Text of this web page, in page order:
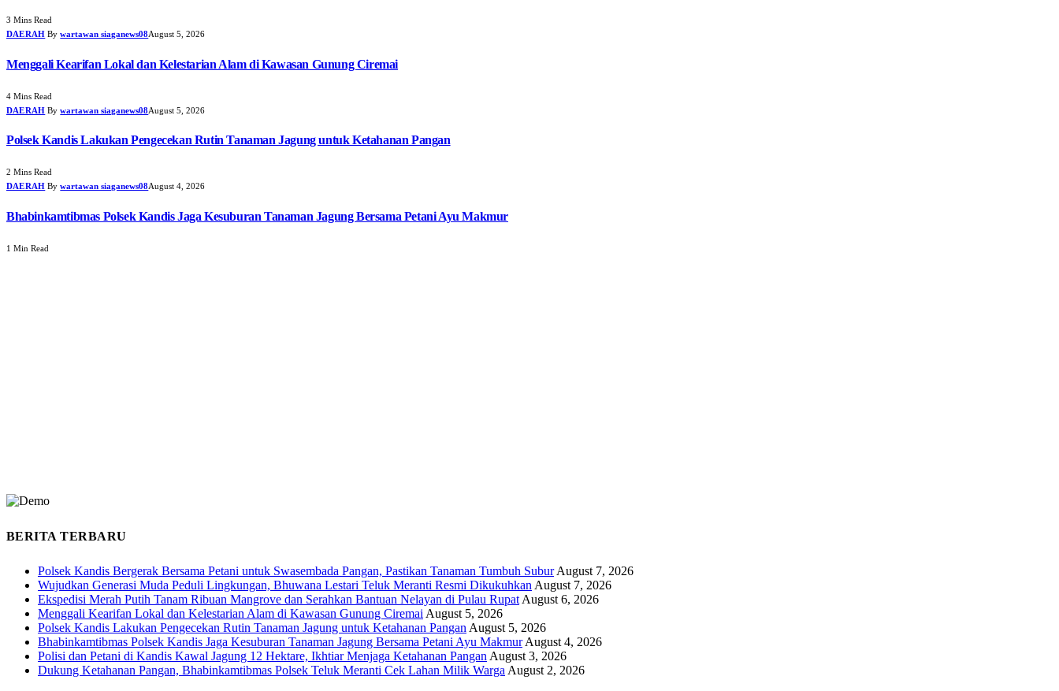
3 Mins Read
DAERAH By wartawan siaganews08August 5, 2026
Menggali Kearifan Lokal dan Kelestarian Alam di Kawasan Gunung Ciremai
4 Mins Read
DAERAH By wartawan siaganews08August 5, 2026
Polsek Kandis Lakukan Pengecekan Rutin Tanaman Jagung untuk Ketahanan Pangan
2 Mins Read
DAERAH By wartawan siaganews08August 4, 2026
Bhabinkamtibmas Polsek Kandis Jaga Kesuburan Tanaman Jagung Bersama Petani Ayu Makmur
1 Min Read
BERITA TERBARU
Polsek Kandis Bergerak Bersama Petani untuk Swasembada Pangan, Pastikan Tanaman Tumbuh Subur August 7, 2026
Wujudkan Generasi Muda Peduli Lingkungan, Bhuwana Lestari Teluk Meranti Resmi Dikukuhkan August 7, 2026
Ekspedisi Merah Putih Tanam Ribuan Mangrove dan Serahkan Bantuan Nelayan di Pulau Rupat August 6, 2026
Menggali Kearifan Lokal dan Kelestarian Alam di Kawasan Gunung Ciremai August 5, 2026
Polsek Kandis Lakukan Pengecekan Rutin Tanaman Jagung untuk Ketahanan Pangan August 5, 2026
Bhabinkamtibmas Polsek Kandis Jaga Kesuburan Tanaman Jagung Bersama Petani Ayu Makmur August 4, 2026
Polisi dan Petani di Kandis Kawal Jagung 12 Hektare, Ikhtiar Menjaga Ketahanan Pangan August 3, 2026
Dukung Ketahanan Pangan, Bhabinkamtibmas Polsek Teluk Meranti Cek Lahan Milik Warga August 2, 2026